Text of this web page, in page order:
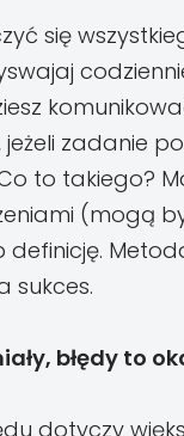
się
zadanie
to takiego?
(mogą
definicję.
sukces.
błędy to
dotyczy